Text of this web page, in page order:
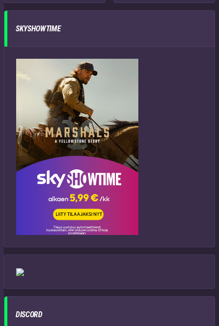
SKYSHOWTIME
DISCORD